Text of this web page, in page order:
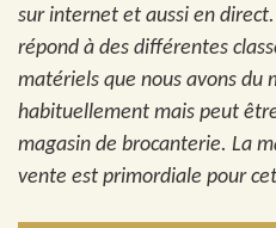
sur internet et aussi en
répond à des différentes
matériels que nous avons du
habituellement mais peut
magasin de brocanterie. La
vente est primordiale pour